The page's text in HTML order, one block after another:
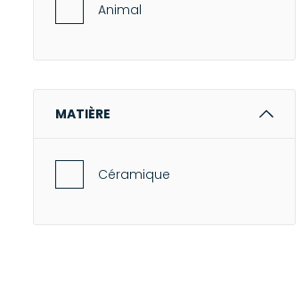
Animal
MATIÈRE
Céramique